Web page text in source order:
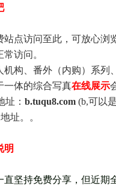
站点访问至此，可放心浏
访问。
机构、番外（内购）系列
一体的综合写真在线展示
址： b.tuqu8.com (b,可以
址。。
明
直坚持免费分享，但近期